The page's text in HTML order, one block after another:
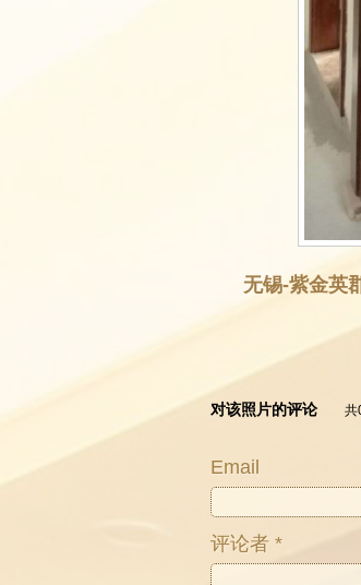
无锡-紫金英
对该照片的评论 共
Email
评论者 *